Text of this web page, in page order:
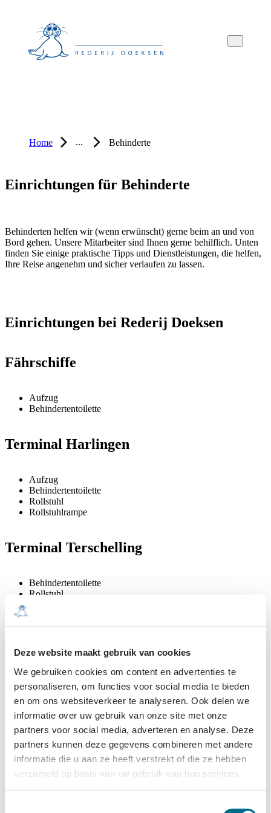
Deze website maakt gebruik van cookies
We gebruiken cookies om content en advertenties te
personaliseren, om functies voor social media te bieden
en om ons websiteverkeer te analyseren. Ook delen we
informatie over uw gebruik van onze site met onze
partners voor social media, adverteren en analyse. Deze
partners kunnen deze gegevens combineren met andere
informatie die u aan ze heeft verstrekt of die ze hebben
verzameld op basis van uw gebruik van hun services.
Overslaan
naar
hoofdnavigatie
Overslaan
naar
hoofdinhoud
Overslaan
naar
voettekstinhoud
Home ... Behinderte
Einrichtungen für Behinderte
Behinderten helfen wir (wenn erwünscht) gerne beim an und von
Bord gehen. Unsere Mitarbeiter sind Ihnen gerne behilflich. Unten
finden Sie einige praktische Tipps und Dienstleistungen, die helfen,
Ihre Reise angenehm und sicher verlaufen zu lassen.
Einrichtungen bei Rederij Doeksen
Fährschiffe
Aufzug
Behindertentoilette
Terminal Harlingen
Aufzug
Behindertentoilette
Rollstuhl
Rollstuhlrampe
Terminal Terschelling
Behindertentoilette
Rollstuhl
Terminal Vlieland
Rollstuhl
Behinderten helfen wir gerne an Bord
Tipps und Dienstleistungen
Behinderte, für die das Reisen in einem belebten Salon sehr